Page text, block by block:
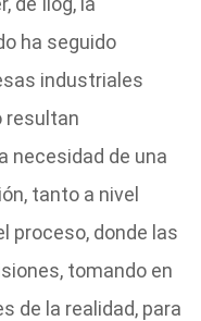
ha seguido
industriales
resultan
necesidad de una
tanto a nivel
proceso, donde las
tomando en
de la realidad, para